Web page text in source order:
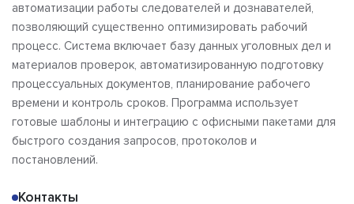
автоматизации работы следователей и дознавателей,
позволяющий существенно оптимизировать рабочий
процесс. Система включает базу данных уголовных дел и
материалов проверок, автоматизированную подготовку
процессуальных документов, планирование рабочего
времени и контроль сроков. Программа использует
готовые шаблоны и интеграцию с офисными пакетами для
быстрого создания запросов, протоколов и
постановлений.
Контакты